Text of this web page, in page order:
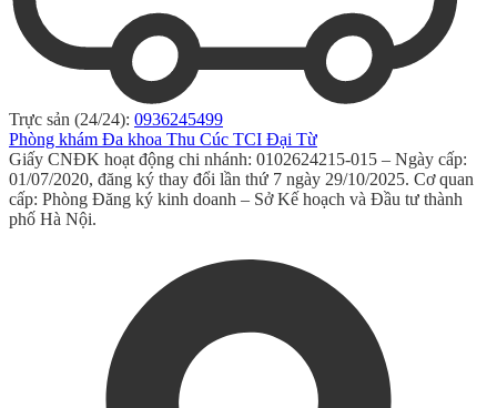
Trực sản (24/24): 0936245499
Phòng khám Đa khoa Thu Cúc TCI Đại Từ
Giấy CNĐK hoạt động chi nhánh: 0102624215-015 – Ngày cấp:
01/07/2020, đăng ký thay đổi lần thứ 7 ngày 29/10/2025. Cơ quan
cấp: Phòng Đăng ký kinh doanh – Sở Kế hoạch và Đầu tư thành
phố Hà Nội.